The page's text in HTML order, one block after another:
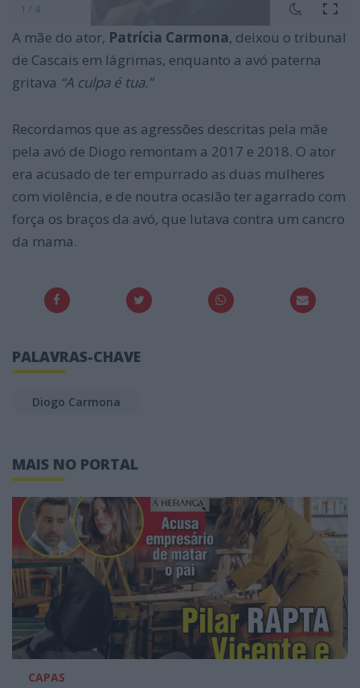
1 / 4
A mãe do ator, Patrícia Carmona, deixou o tribunal
de Cascais em lágrimas, enquanto a avó paterna
gritava “A culpa é tua.”
Recordamos que as agressões descritas pela mãe
pela avó de Diogo remontam a 2017 e 2018. O ator
era acusado de ter empurrado as duas mulheres
com violência, e de noutra ocasião ter agarrado com
força os braços da avó, que lutava contra um cancro
da mama.
PALAVRAS-CHAVE
Diogo Carmona
MAIS NO PORTAL
CAPAS